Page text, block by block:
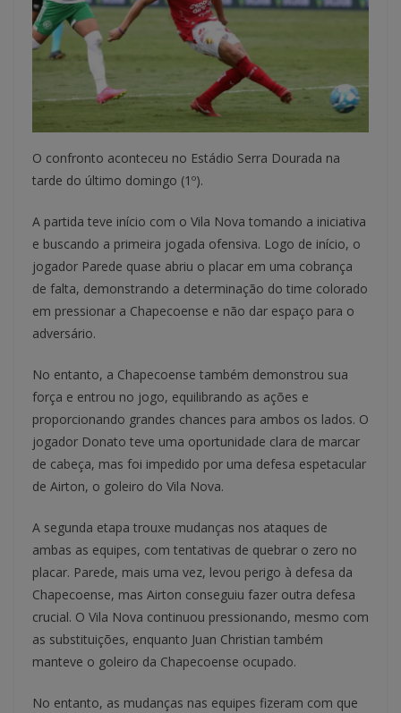
O confronto aconteceu no Estádio Serra Dourada na
tarde do último domingo (1º).
A partida teve início com o Vila Nova tomando a iniciativa
e buscando a primeira jogada ofensiva. Logo de início, o
jogador Parede quase abriu o placar em uma cobrança
de falta, demonstrando a determinação do time colorado
em pressionar a Chapecoense e não dar espaço para o
adversário.
No entanto, a Chapecoense também demonstrou sua
força e entrou no jogo, equilibrando as ações e
proporcionando grandes chances para ambos os lados. O
jogador Donato teve uma oportunidade clara de marcar
de cabeça, mas foi impedido por uma defesa espetacular
de Airton, o goleiro do Vila Nova.
A segunda etapa trouxe mudanças nos ataques de
ambas as equipes, com tentativas de quebrar o zero no
placar. Parede, mais uma vez, levou perigo à defesa da
Chapecoense, mas Airton conseguiu fazer outra defesa
crucial. O Vila Nova continuou pressionando, mesmo com
as substituições, enquanto Juan Christian também
manteve o goleiro da Chapecoense ocupado.
No entanto, as mudanças nas equipes fizeram com que